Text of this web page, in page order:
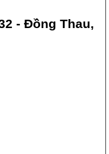
- Đồng Thau,